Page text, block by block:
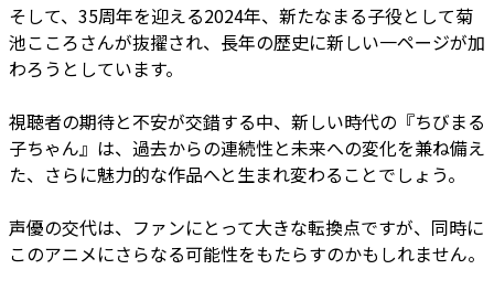
そして、35周年を迎える2024年、新たなまる子役として菊
池こころさんが抜擢され、長年の歴史に新しい一ページが加
わろうとしています。
視聴者の期待と不安が交錯する中、新しい時代の『ちびまる
子ちゃん』は、過去からの連続性と未来への変化を兼ね備え
た、さらに魅力的な作品へと生まれ変わることでしょう。
声優の交代は、ファンにとって大きな転換点ですが、同時に
このアニメにさらなる可能性をもたらすのかもしれません。